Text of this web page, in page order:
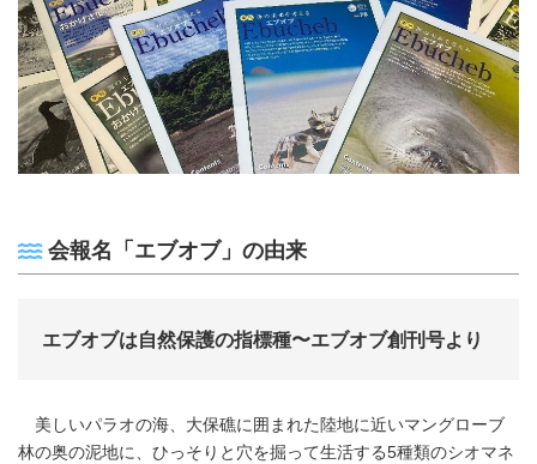
会報名「エブオブ」の由来
エブオブは自然保護の指標種〜エブオブ創刊号より
美しいパラオの海、大保礁に囲まれた陸地に近いマングローブ
林の奥の泥地に、ひっそりと穴を掘って生活する5種類のシオマネ